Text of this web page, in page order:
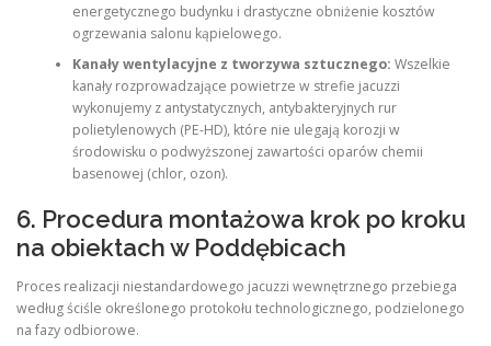
energetycznego budynku i drastyczne obniżenie kosztów
ogrzewania salonu kąpielowego.
Kanały wentylacyjne z tworzywa sztucznego: Wszelkie
kanały rozprowadzające powietrze w strefie jacuzzi
wykonujemy z antystatycznych, antybakteryjnych rur
polietylenowych (PE-HD), które nie ulegają korozji w
środowisku o podwyższonej zawartości oparów chemii
basenowej (chlor, ozon).
6. Procedura montażowa krok po kroku
na obiektach w Poddębicach
Proces realizacji niestandardowego jacuzzi wewnętrznego przebiega
według ściśle określonego protokołu technologicznego, podzielonego
na fazy odbiorowe.